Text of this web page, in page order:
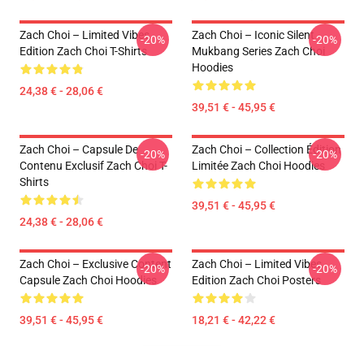
Zach Choi – Limited Vibes
Edition Zach Choi T-Shirts
24,38 € - 28,06 €
-20%
Zach Choi – Iconic Silent
Mukbang Series Zach Choi
Hoodies
39,51 € - 45,95 €
-20%
Zach Choi – Capsule De
Contenu Exclusif Zach Choi T-
Shirts
24,38 € - 28,06 €
-20%
Zach Choi – Collection Édition
Limitée Zach Choi Hoodies
39,51 € - 45,95 €
-20%
Zach Choi – Exclusive Content
Capsule Zach Choi Hoodies
39,51 € - 45,95 €
-20%
Zach Choi – Limited Vibes
Edition Zach Choi Posters
18,21 € - 42,22 €
-20%